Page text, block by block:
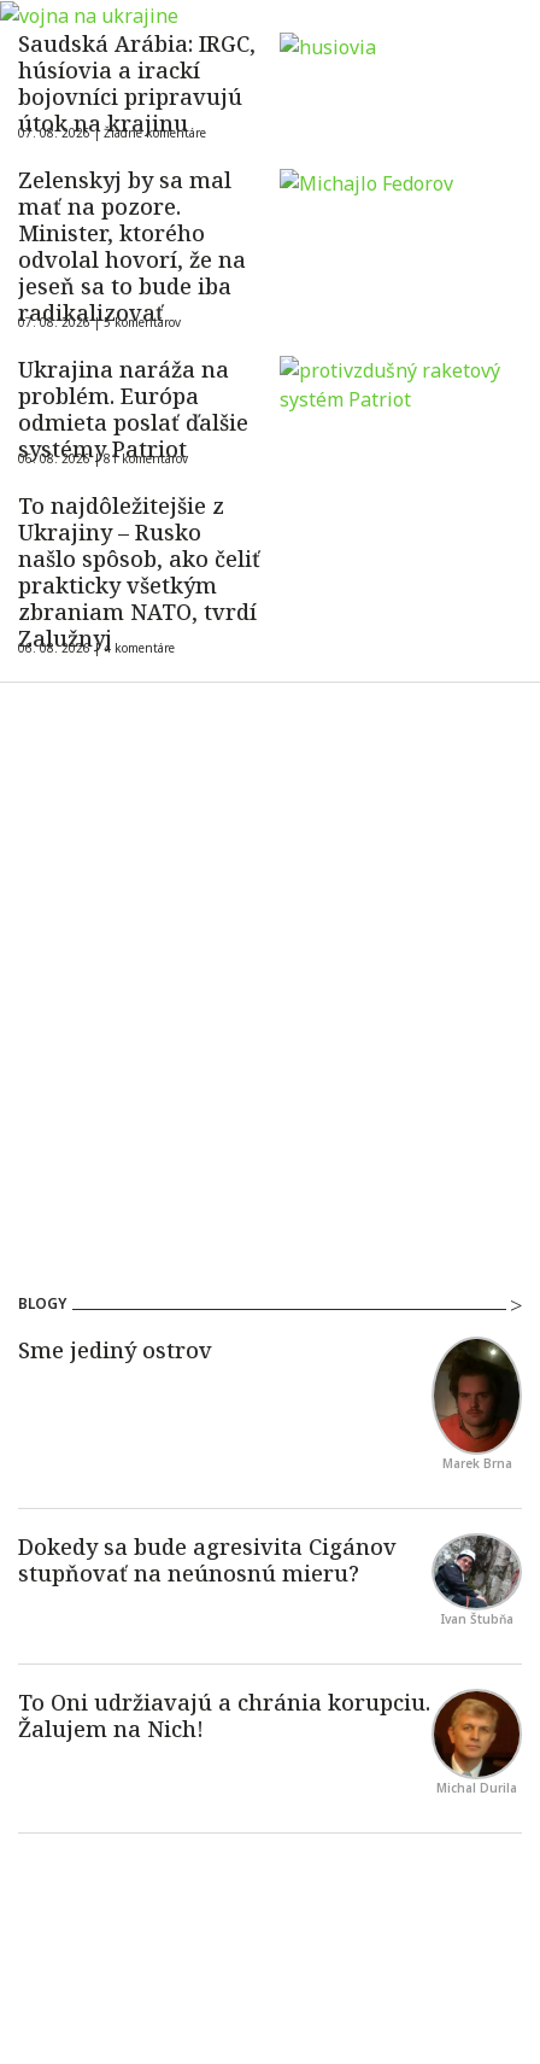
Saudská Arábia: IRGC,
húsíovia a irackí
bojovníci pripravujú
útok na krajinu
07. 08. 2026 |Žiadne komentáre
Zelenskyj by sa mal
mať na pozore.
Minister, ktorého
odvolal hovorí, že na
jeseň sa to bude iba
radikalizovať
07. 08. 2026 |5 komentárov
Ukrajina naráža na
problém. Európa
odmieta poslať ďalšie
systémy Patriot
06. 08. 2026 |81 komentárov
To najdôležitejšie z
Ukrajiny – Rusko
našlo spôsob, ako čeliť
prakticky všetkým
zbraniam NATO, tvrdí
Zalužnyj
06. 08. 2026 |4 komentáre
BLOGY
Marek Brna
Ivan Štubňa
Michal Durila